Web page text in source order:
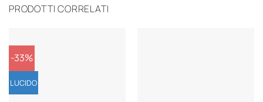
PRODOTTI CORRELATI
-33%
LUCIDO